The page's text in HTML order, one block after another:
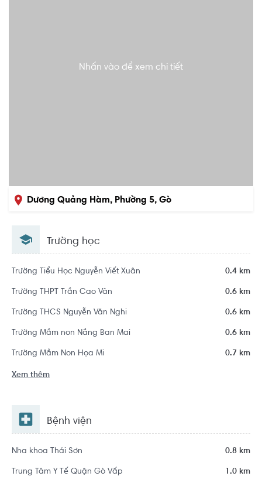
Nhấn vào để xem chi tiết
Dương Quảng Hàm, Phường 5, Gò
Trường học
Trường Tiểu Học Nguyễn Viết Xuân 0.4 km
Trường THPT Trần Cao Vân 0.6 km
Trường THCS Nguyễn Văn Nghi 0.6 km
Trường Mầm non Nắng Ban Mai 0.6 km
Trường Mầm Non Họa Mi 0.7 km
Xem thêm
Bệnh viện
Nha khoa Thái Sơn 0.8 km
Trung Tâm Y Tế Quận Gò Vấp 1.0 km